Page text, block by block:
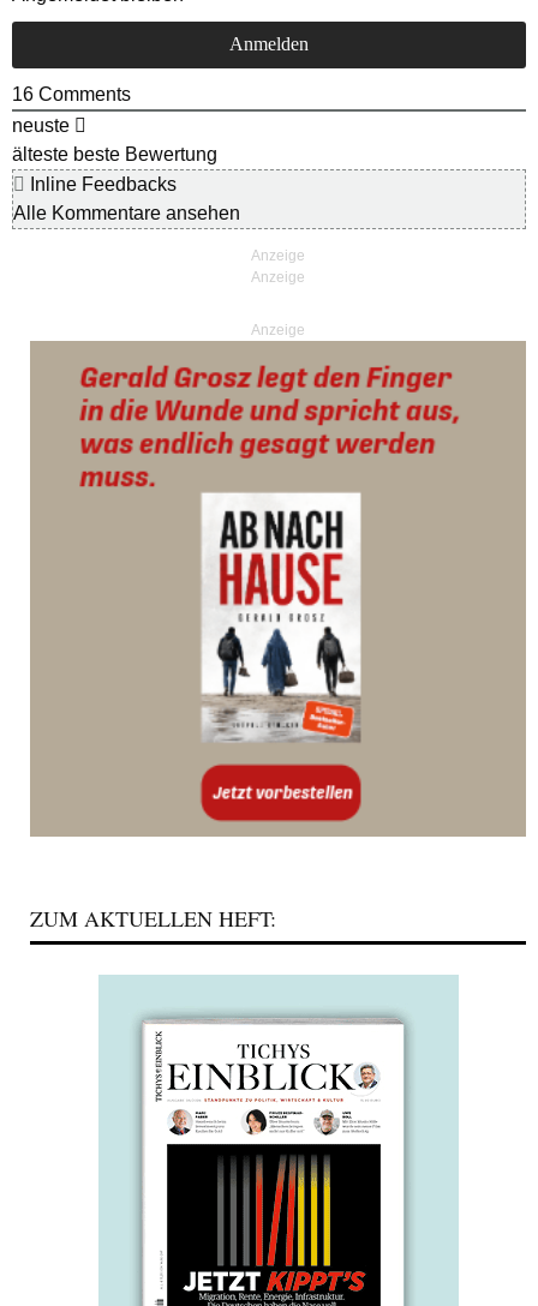
16 Comments
neuste
älteste beste Bewertung
Inline Feedbacks
Alle Kommentare ansehen
Anzeige
ZUM AKTUELLEN HEFT: